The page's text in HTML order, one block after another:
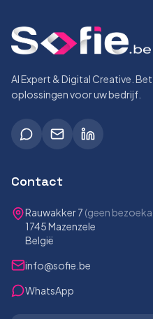
AI Expert & Digital Creative.
oplossingen voor uw bedrijf.
Contact
Rauwakker 7 (geen
1745 Mazenzele
België
info@sofie.be
WhatsApp